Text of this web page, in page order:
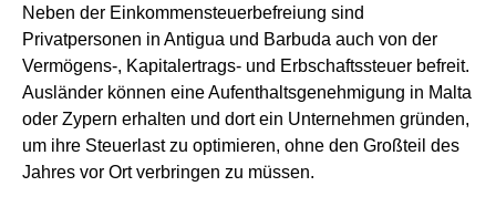
Neben der Einkommensteuerbefreiung sind
Privatpersonen in Antigua und Barbuda auch von der
Vermögens-, Kapitalertrags- und Erbschaftssteuer befreit.
Ausländer können eine Aufenthaltsgenehmigung in Malta
oder Zypern erhalten und dort ein Unternehmen gründen,
um ihre Steuerlast zu optimieren, ohne den Großteil des
Jahres vor Ort verbringen zu müssen.